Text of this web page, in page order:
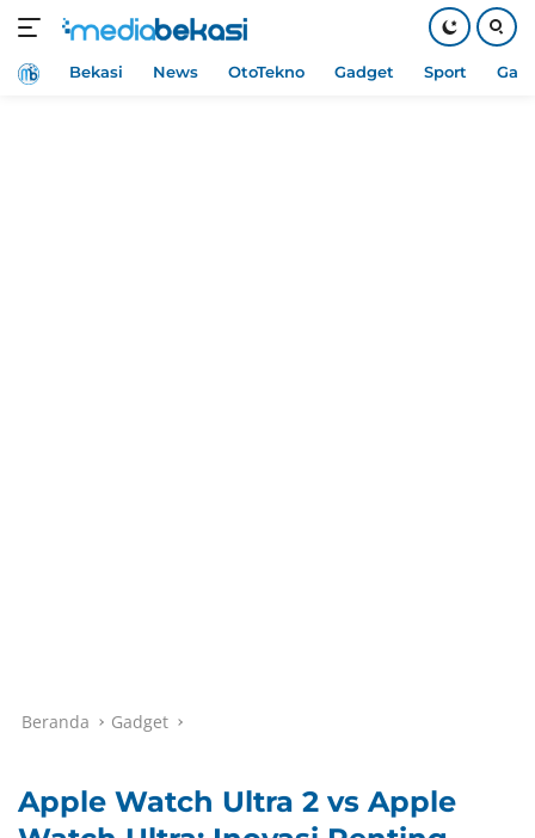
HomeBekasi News OtoTekno Gadget Sport
Beranda Gadget
Apple Watch Ultra 2 vs Apple